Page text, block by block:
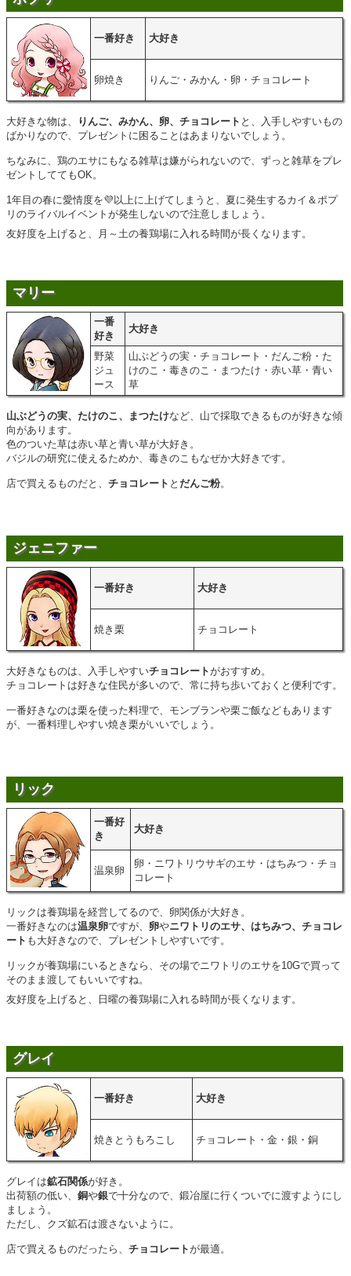
一番好き 大好き
卵焼き りんご・みかん・卵・チョコレート
大好きな物は、 りんご、みかん、卵、チョコレート と、入手しやすいもの
ばかりなので、プレゼントに困ることはあまりないでしょう。
ちなみに、鶏のエサにもなる雑草は嫌がられないので、ずっと雑草をプレ
ゼントしててもOK。
1年目の春に愛情度を💜以上に上げてしまうと、夏に発生するカイ＆ポプ
リのライバルイベントが発生しないので注意しましょう。
友好度を上げると、月～土の養鶏場に入れる時間が長くなります。
マリー
一番
好き
大好き
野菜
ジュ
ース
山ぶどうの実・チョコレート・だんご粉・た
けのこ・毒きのこ・まつたけ・赤い草・青い
草
山ぶどうの実、たけのこ、まつたけなど、山で採取できるものが好きな傾
向があります。
色のついた草は赤い草と青い草が大好き。
バジルの研究に使えるためか、毒きのこもなぜか大好きです。
店で買えるものだと、 チョコレート と だんご粉。
ジェニファー
一番好き 大好き
焼き栗 チョコレート
大好きなものは、入手しやすいチョコレートがおすすめ。
チョコレートは好きな住民が多いので、常に持ち歩いておくと便利です。
一番好きなのは栗を使った料理で、モンブランや栗ご飯などもあります
が、一番料理しやすい焼き栗がいいでしょう。
リック
一番好
き
大好き
温泉卵
卵・ニワトリウサギのエサ・はちみつ・チョ
コレート
リックは養鶏場を経営してるので、卵関係が大好き。
一番好きなのは温泉卵ですが、 卵やニワトリのエサ、はちみつ、チョコレ
ート も大好きなので、プレゼントしやすいです。
リックが養鶏場にいるときなら、その場でニワトリのエサを10Gで買って
そのまま渡してもいいですね。
友好度を上げると、日曜の養鶏場に入れる時間が長くなります。
グレイ
一番好き 大好き
焼きとうもろこし チョコレート・金・銀・銅
グレイは鉱石関係が好き。
出荷額の低い、 銅や銀で十分なので、鍛冶屋に行くついでに渡すようにし
ましょう。
ただし、クズ鉱石は渡さないように。
店で買えるものだったら、 チョコレートが最適。